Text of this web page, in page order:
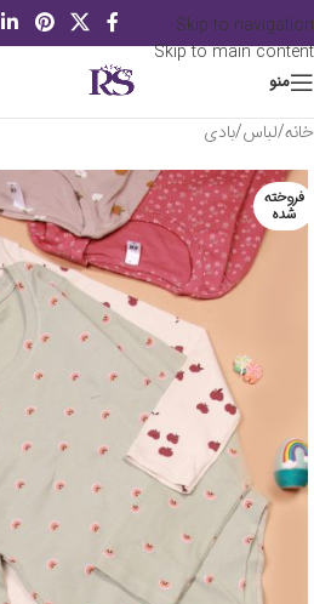
Skip to navigation
Skip to main content
منو
خانه/لباس/بادی
فروخته
شده